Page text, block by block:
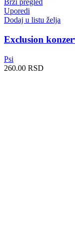
Brzi pregled
Uporedi
Dodaj u listu želja
Exclusion
Psi
260.00 RSD